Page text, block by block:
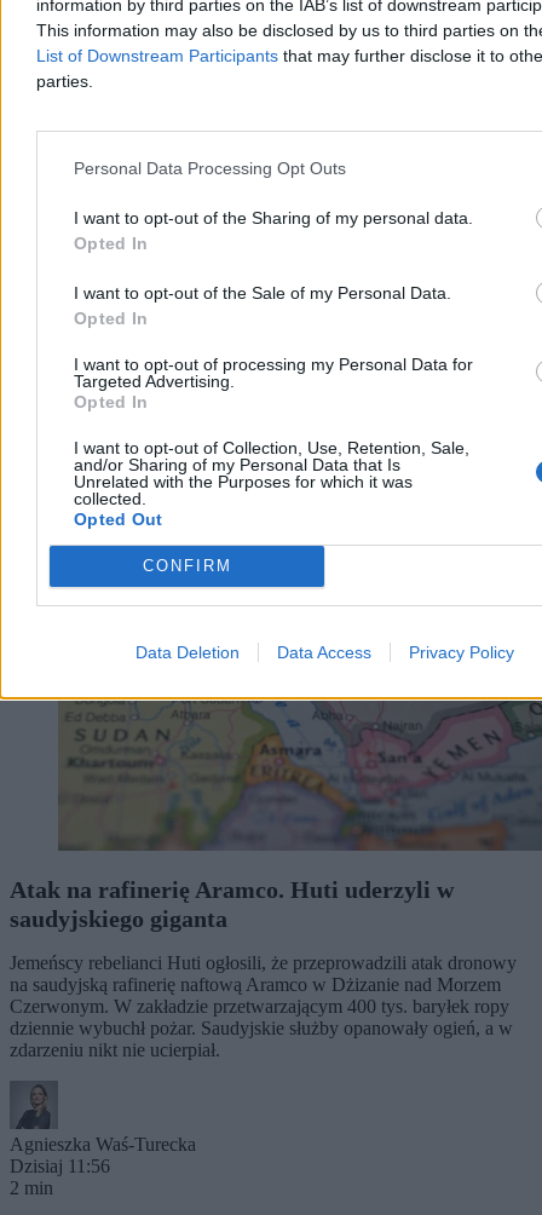
information by third parties on the IAB’s list of downstream
This information may also be disclosed by us to third parties on
List of Downstream Participants that may further disclose it to
parties.
Personal Data Processing Opt Outs
I want to opt-out of the Sharing of my personal data.
Opted In
I want to opt-out of the Sale of my Personal Data.
Opted In
I want to opt-out of processing my Personal Data for
Targeted Advertising.
Opted In
I want to opt-out of Collection, Use, Retention, Sale,
and/or Sharing of my Personal Data that Is
Unrelated with the Purposes for which it was
collected.
Opted Out
CONFIRM
Data Deletion Data Access Privacy Policy
poinformował ukraiński portal Militarny.
Reklama
Świat
Atak na rafinerię Aramco. Huti uderzyli w
saudyjskiego giganta
Jemeńscy rebelianci Huti ogłosili, że przeprowadzili atak dronowy
na saudyjską rafinerię naftową Aramco w Dżizanie nad Morzem
Czerwonym. W zakładzie przetwarzającym 400 tys. baryłek ropy
dziennie wybuchł pożar. Saudyjskie służby opanowały ogień, a w
zdarzeniu nikt nie ucierpiał.
Agnieszka Waś-Turecka
Dzisiaj 11:56
2 min